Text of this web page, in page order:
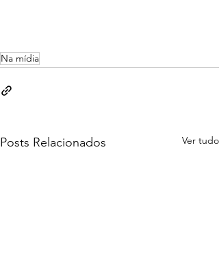
Na mídia
Posts Relacionados Ver tudo